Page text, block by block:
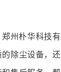
州朴华科技有
除尘设备，还